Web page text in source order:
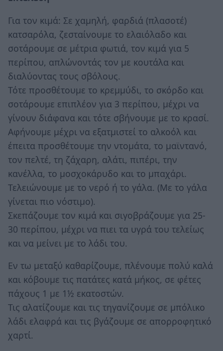
Για τον κιμά: Σε χαμηλή, φαρδιά (πλασοτέ)
κατσαρόλα, ζεσταίνουμε το ελαιόλαδο και
σοτάρουμε σε μέτρια φωτιά, τον κιμά για 5
περίπου, απλώνοντάς τον με κουτάλα και
διαλύοντας τους σβόλους.
Τότε προσθέτουμε το κρεμμύδι, το σκόρδο και
σοτάρουμε επιπλέον για 3 περίπου, μέχρι να
γίνουν διάφανα και τότε σβήνουμε με το κρασί.
Αφήνουμε μέχρι να εξατμιστεί το αλκοόλ και
έπειτα προσθέτουμε την ντομάτα, το μαϊντανό,
τον πελτέ, τη ζάχαρη, αλάτι, πιπέρι, την
κανέλλα, το μοσχοκάρυδο και το μπαχάρι.
Τελειώνουμε με το νερό ή το γάλα. (Με το γάλα
γίνεται πιο νόστιμο).
Σκεπάζουμε τον κιμά και σιγοβράζουμε για 25-
30 περίπου, μέχρι να πιει τα υγρά του τελείως
και να μείνει με το λάδι του.
Εν τω μεταξύ καθαρίζουμε, πλένουμε πολύ καλά
και κόβουμε τις πατάτες κατά μήκος, σε φέτες
πάχους 1 με 1½ εκατοστών.
Τις αλατίζουμε και τις τηγανίζουμε σε μπόλικο
λάδι ελαφρά και τις βγάζουμε σε απορροφητικό
χαρτί.